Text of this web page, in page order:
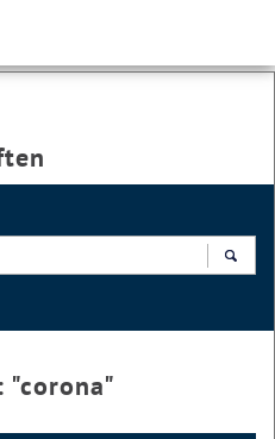
"corona"